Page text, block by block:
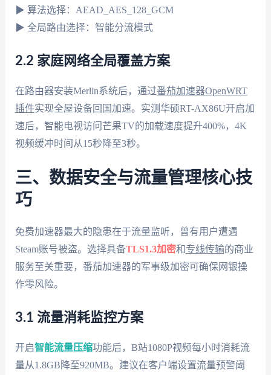
▶ 算法选择：AEAD_AES_128_GCM
▶ 全局路由选择：智能分流模式
2.2 家庭网络全局覆盖方案
在路由器安装Merlin系统后，通过番茄加速器OpenWRT
插件实现全屋设备回国加速。实测华硕RT-AX86U开启加
速后，智能电视访问芒果TV的加载速度提升400%，4K
视频缓冲时间从15秒降至3秒。
三、数据安全与流量管理核心技
巧
免费加速器最大的隐患在于流量监听，曾有用户遭遇
Steam账号被盗。选择具备TLS1.3加密和专线传输的商业
服务至关重要，番茄加速器的军事级加密可确保网银操
作零风险。
3.1 流量消耗监控方案
开启智能流量压缩功能后，B站1080P视频每小时消耗流
量从1.8GB降至920MB。建议在客户端设置流量预警阈